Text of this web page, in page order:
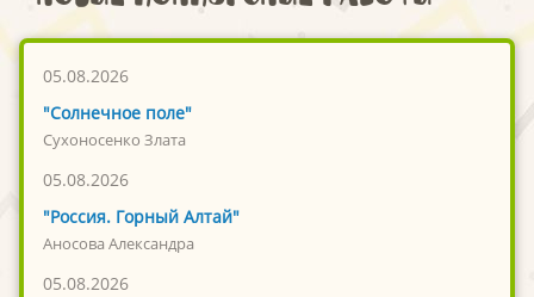
05.08.2026
"Солнечное поле"
Сухоносенко Злата
05.08.2026
"Россия. Горный Алтай"
Аносова Александра
05.08.2026